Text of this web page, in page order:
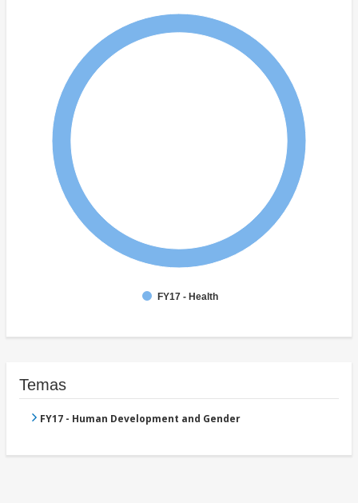
FY17 - Health
Temas
FY17 - Human Development and Gender